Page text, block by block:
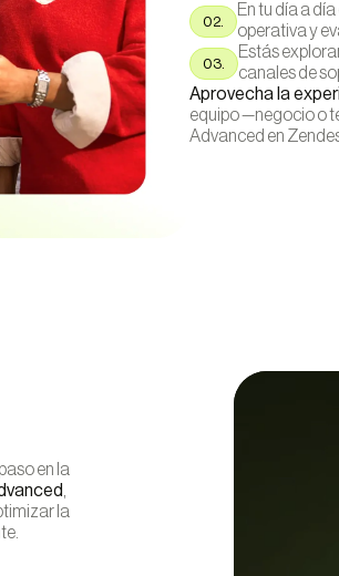
02.
En tu día a
operativa y
03.
Estás
canales de
Aprovecha la
equipo —negocio o
Advanced en
en la
la